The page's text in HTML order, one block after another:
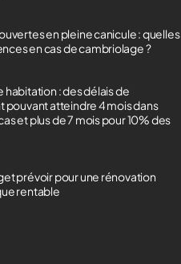
en pleine canicule : quelles
en cas de cambriolage ?
habitation : des délais de
pouvant atteindre 4 mois dans
et plus de 7 mois pour 10% des
prévoir pour une rénovation
rentable